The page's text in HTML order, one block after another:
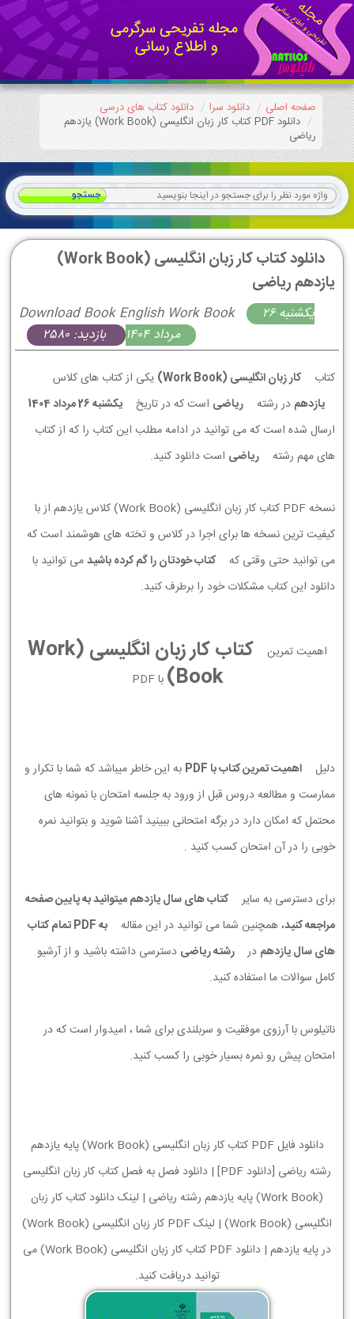
صفحه اصلی دانلود سرا
دانلود کتاب های درسی
دانلود PDF کتاب کار زبان انگلیسی (Work Book) یازدهم
ریاضی
دانلود کتاب کار زبان انگلیسی (Work Book)
یازدهم ریاضی
Download Book English Work Book
يكشنبه 26
مرداد 1404
بازدید: 2580
کتاب کار زبان انگلیسی (Work Book)
یکی از کتاب های کلاس
یازدهم در رشته ریاضی است که در تاریخ
يكشنبه 26 مرداد 1404
ارسال شده است که می توانید در ادامه مطلب این کتاب را که از کتاب
های مهم رشته
ریاضی است دانلود کنید.
نسخه PDF کتاب کار زبان انگلیسی (Work Book) کلاس یازدهم از با
کیفیت ترین نسخه ها برای اجرا در کلاس و تخته های هوشمند است که
می توانید حتی وقتی که
کتاب خودتان را گم کرده باشیدمی توانید با
دانلود این کتاب مشکلات خود را برطرف کنید.
اهمیت تمرین
کتاب کار زبان انگلیسی (Work
Book)
با PDF
دلیل اهمیت تمرین کتاب با PDF
به این خاطر میباشد که شما با تکرار و
ممارست و مطالعه دروس قبل از ورود به جلسه امتحان با نمونه های
محتمل که امکان دارد در برگه امتحانی ببینید آشنا شوید و بتوانید نمره
خوبی را در آن امتحان کسب کنید .
برای دسترسی به سایر
کتاب های سال یازدهم میتوانید به پایین صفحه
مراجعه کنید، همچنین شما می توانید در این مقاله
به PDF تمام کتاب
های سال یازدهم در رشته ریاضی دسترسی داشته باشید و از آرشیو
کامل سوالات ما استفاده کنید.
ناتیلوس با آرزوی موفقیت و سربلندی برای شما ، امیدوار است که در
امتحان پیش رو نمره بسیار خوبی را کسب کنید.
دانلود فایل PDF کتاب کار زبان انگلیسی (Work Book) پایه یازدهم
رشته ریاضی [دانلود PDF] | دانلود فصل به فصل کتاب کار زبان انگلیسی
(Work Book) پایه یازدهم رشته ریاضی | لینک دانلود کتاب کار زبان
انگلیسی (Work Book) | لینک PDF کار زبان انگلیسی (Work Book)
در پایه یازدهم | دانلود PDF کتاب کار زبان انگلیسی (Work Book) می
توانید دریافت کنید.